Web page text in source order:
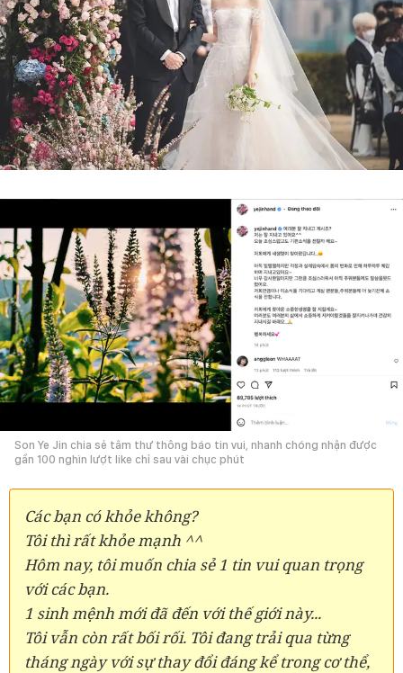
Son Ye Jin chia sẻ tâm thư thông báo tin vui, nhanh chóng nhận được
gần 100 nghìn lượt like chỉ sau vài chục phút
Các bạn có khỏe không?
Tôi thì rất khỏe mạnh ^^
Hôm nay, tôi muốn chia sẻ 1 tin vui quan trọng
với các bạn.
1 sinh mệnh mới đã đến với thế giới này...
Tôi vẫn còn rất bối rối. Tôi đang trải qua từng
tháng ngày với sự thay đổi đáng kể trong cơ thể,